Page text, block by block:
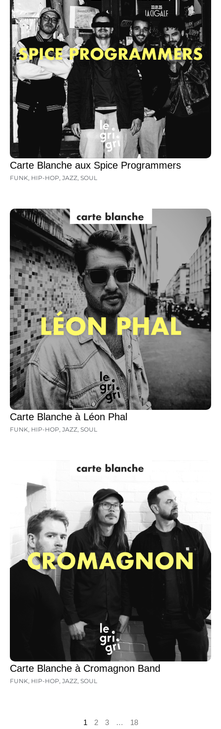
Carte Blanche aux Spice Programmers
FUNK, HIP-HOP, JAZZ, SOUL
Carte Blanche à Léon Phal
FUNK, HIP-HOP, JAZZ, SOUL
Carte Blanche à Cromagnon Band
FUNK, HIP-HOP, JAZZ, SOUL
1 2 3 … 18